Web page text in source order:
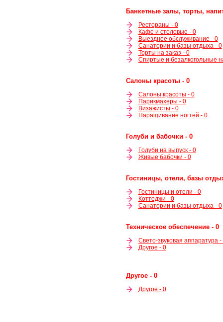
Банкетные залы, торты,
Рестораны - 0
Кафе и столовые - 0
Выездное обслуживание - 0
Санатории и базы отдыха - 0
Торты на заказ - 0
Спиртые и безалкогольные
Салоны красоты - 0
Салоны красоты - 0
Парикмахеры - 0
Визажисты - 0
Наращивание ногтей - 0
Голуби и бабочки - 0
Голуби на выпуск - 0
Живые бабочки - 0
Гостиницы, отели, базы
Гостиницы и отели - 0
Коттеджи - 0
Санатории и базы отдыха - 0
Техническое обеспечение - 0
Свето-звуковая аппаратура -
Другое - 0
Другое - 0
Другое - 0